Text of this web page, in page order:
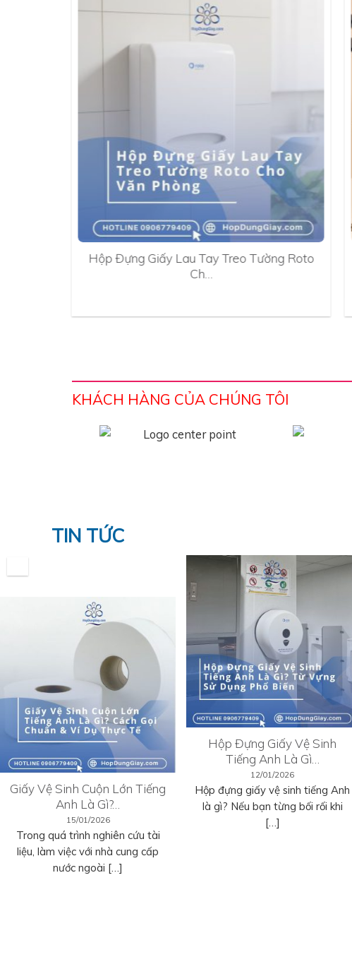
Hộp Đựng Giấy Lau Tay Treo Tường Roto
Ch…
KHÁCH HÀNG CỦA CHÚNG TÔI
TIN TỨC
Giấy Vệ Sinh Cuộn Lớn Tiếng
Anh Là Gì?…
15/01/2026
Trong quá trình nghiên cứu tài
liệu, làm việc với nhà cung cấp
nước ngoài […]
Hộp Đựng Giấy Vệ Sinh
Tiếng Anh Là Gì…
12/01/2026
Hộp đựng giấy vệ sinh tiếng Anh
là gì? Nếu bạn từng bối rối khi
[…]